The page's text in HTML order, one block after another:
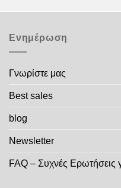
Ενημέρωση
Γνωρίστε μας
Best sales
blog
Newsletter
FAQ – Συχνές Ερωτήσεις